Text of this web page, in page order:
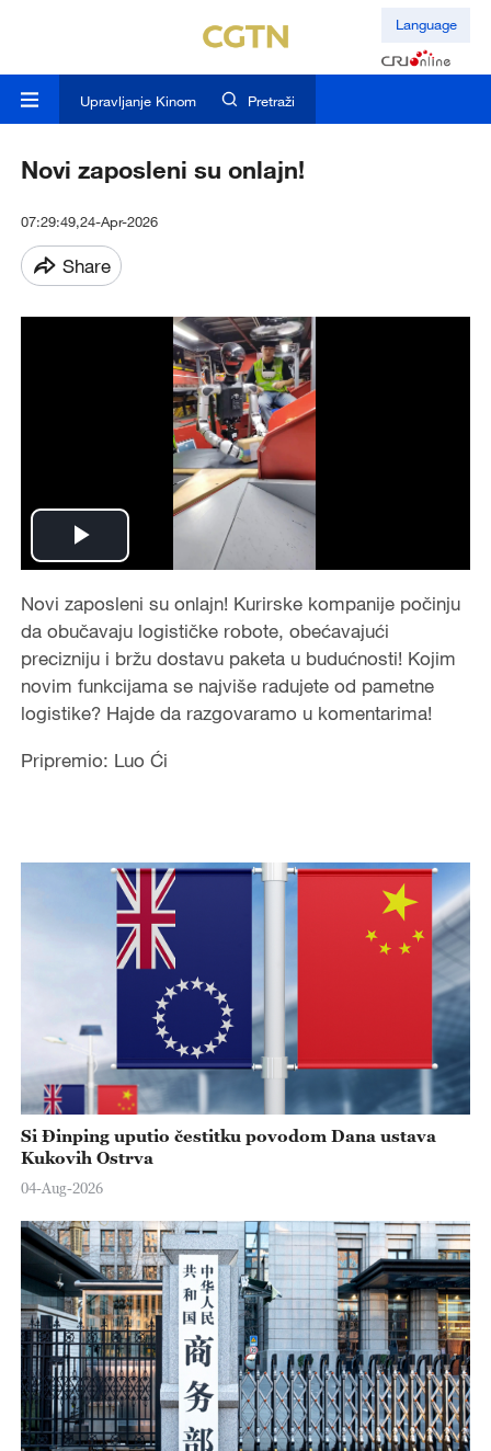
Language
Upravljanje Kinom Pretraži
Novi zaposleni su onlajn!
07:29:49,24-Apr-2026
Share
Play
Video
Novi zaposleni su onlajn! Kurirske kompanije počinju
da obučavaju logističke robote, obećavajući
precizniju i bržu dostavu paketa u budućnosti! Kojim
novim funkcijama se najviše radujete od pametne
logistike? Hajde da razgovaramo u komentarima!
Pripremio: Luo Ći
Si Đinping uputio čestitku povodom Dana ustava
Kukovih Ostrva
04-Aug-2026